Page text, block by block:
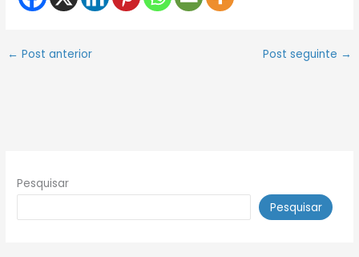
← Post anterior Post seguinte →
Pesquisar
Pesquisar